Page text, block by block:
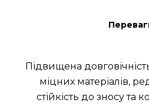
Підвищена
міцних матеріалів,
стійкість до зносу та